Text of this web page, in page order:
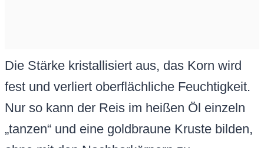
Die Stärke kristallisiert aus, das Korn wird
fest und verliert oberflächliche Feuchtigkeit.
Nur so kann der Reis im heißen Öl einzeln
„tanzen“ und eine goldbraune Kruste bilden,